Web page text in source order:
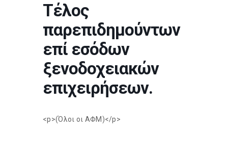
Τέλος
παρεπιδημούντων
επί εσόδων
ξενοδοχειακών
επιχειρήσεων.
<p>(Όλοι οι ΑΦΜ)</p>